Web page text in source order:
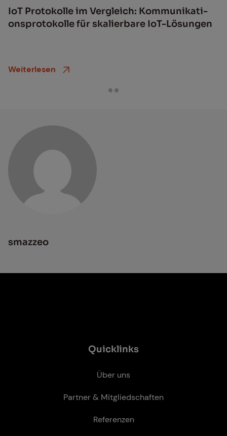
IoT Pro­to­kol­le im Ver­gleich: Kom­mu­ni­ka­ti­
ons­pro­to­kol­le für ska­lier­ba­re IoT-Lö­sun­gen
Weiterlesen
smazzeo
Quicklinks
Über uns
Partner & Mitgliedschaften
Referenzen